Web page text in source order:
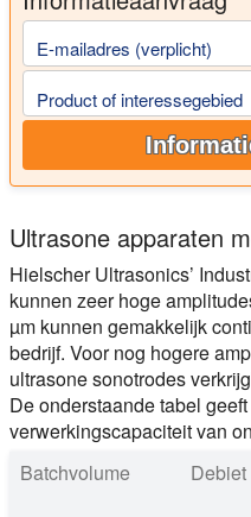
E-mailadres (verplicht)
Product of interessegebied
Ultrasone apparaten
Hielscher Ultrasonics’
kunnen zeer hoge
µm kunnen gemakkelijk
bedrijf. Voor nog hogere
ultrasone sonotrodes
De onderstaande tabel
verwerkingscapaciteit van
Batchvolume
Debiet